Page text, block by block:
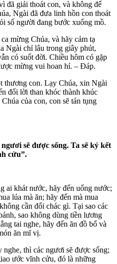
đã giải thoát con, và không để
Ngài đã đưa linh hồn con thoát
số người đang bước xuống mồ.
mừng Chúa, và hãy cảm tạ
Ngài chỉ lâu trong giây phút,
có suốt đời. Chiều hôm có gặp
mừng vui hoan hỉ. – Đáp.
thương con. Lạy Chúa, xin Ngài
đổi lời than khóc thành khúc
của con, con sẽ tán tụng
sẽ được sống. Ta sẽ ký kết
cửu”.
ai khát nước, hãy đến uống nước;
lúa mà ăn; hãy đến mà mua
cần đổi chác gì. Tại sao các
sao không dùng tiền lương
tai nghe, hãy đến ăn đồ bổ và
ăn mĩ vị.
thì các ngươi sẽ được sống;
ước vĩnh cửu, đó là những